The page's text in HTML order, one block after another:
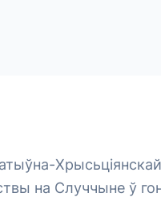
на Случчыне ў